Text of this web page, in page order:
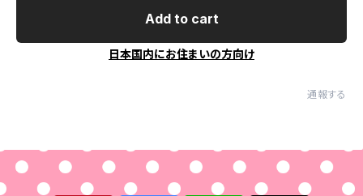
Add to cart
日本国内にお住まいの方向け
通報する